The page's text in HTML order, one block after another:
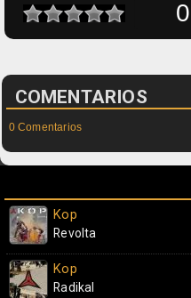
COMENTARIOS
0 Comentarios
Kop
Revolta
Kop
Radikal